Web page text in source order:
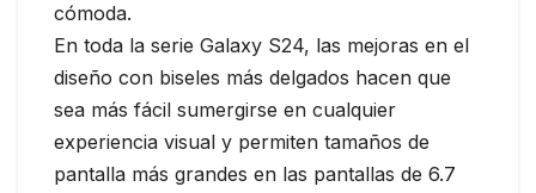
cómoda.
En toda la serie Galaxy S24, las mejoras en el
diseño con biseles más delgados hacen que
sea más fácil sumergirse en cualquier
experiencia visual y permiten tamaños de
pantalla más grandes en las pantallas de 6.7